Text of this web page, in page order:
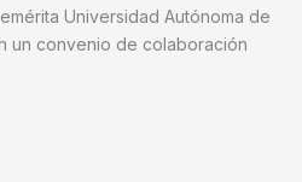
Universidad Autónoma de
un convenio de colaboración